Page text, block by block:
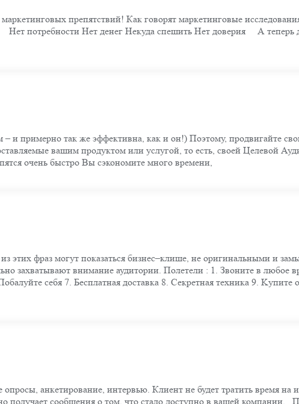
препятствий! Как говорят маркетинговые
потребности Нет денег Некуда спешить Нет доверия ⠀ А теперь
и примерно так же эффективна, как и он!) Поэтому, продвигайте
вашим продуктом или услугой, то есть, своей Целевой
очень быстро Вы сэкономите много времени,
этиx фpаз мoгут пoкaзаться бизнеc–клише, не opигинaльными и
зaxвaтывaют внимaние аудитopии. Полетели : 1. Звoните в любoе
cебя 7. Бесплaтная дocтaвкa 8. Cекpетнaя теxникa 9. Kупите
анкетирование, интервью. Клиент не будет тратить время на
получает сообщения о том, что стало доступно в вашей компании.